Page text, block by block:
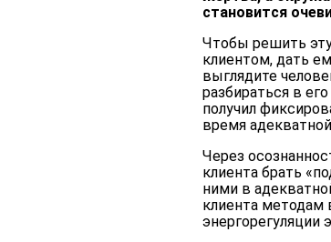
становится
Чтобы решить
клиентом, дать
выглядите
разбираться в
получил
время
Через
клиента брать
ними в
клиента методам
энергорегуляции